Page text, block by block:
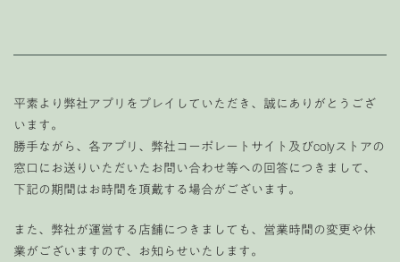
平素より弊社アプリをプレイしていただき、誠にありがとうござ
います。
勝手ながら、各アプリ、弊社コーポレートサイト及びcolyストアの
窓口にお送りいただいたお問い合わせ等への回答につきまして、
下記の期間はお時間を頂戴する場合がございます。
また、弊社が運営する店舗につきましても、営業時間の変更や休
業がございますので、お知らせいたします。